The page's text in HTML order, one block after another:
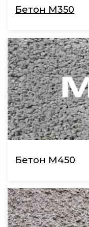
Бетон М350
Бетон М450